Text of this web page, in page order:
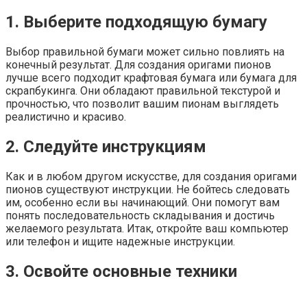
1. Выберите подходящую бумагу
Выбор правильной бумаги может сильно повлиять на
конечный результат. Для создания оригами пионов
лучше всего подходит крафтовая бумага или бумага для
скрапбукинга. Они обладают правильной текстурой и
прочностью, что позволит вашим пионам выглядеть
реалистично и красиво.
2. Следуйте инструкциям
Как и в любом другом искусстве, для создания оригами
пионов существуют инструкции. Не бойтесь следовать
им, особенно если вы начинающий. Они помогут вам
понять последовательность складывания и достичь
желаемого результата. Итак, откройте ваш компьютер
или телефон и ищите надежные инструкции.
3. Освойте основные техники